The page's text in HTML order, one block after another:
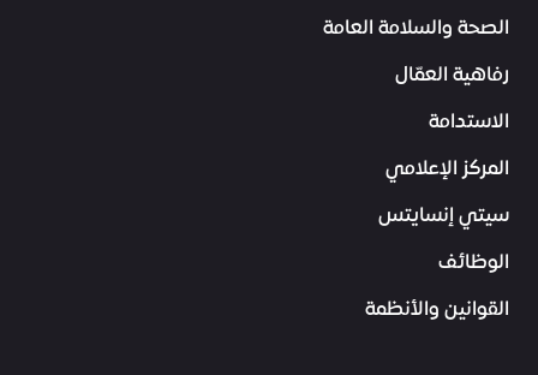
الصحة والسلامة العامة
رفاهية العمّال
الاستدامة
المركز الإعلامي
سيتي إنسايتس
الوظائف
القوانين والأنظمة